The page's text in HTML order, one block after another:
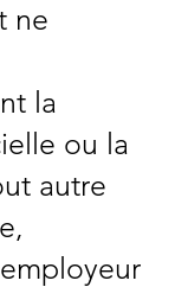
ne
la
ou la
autre